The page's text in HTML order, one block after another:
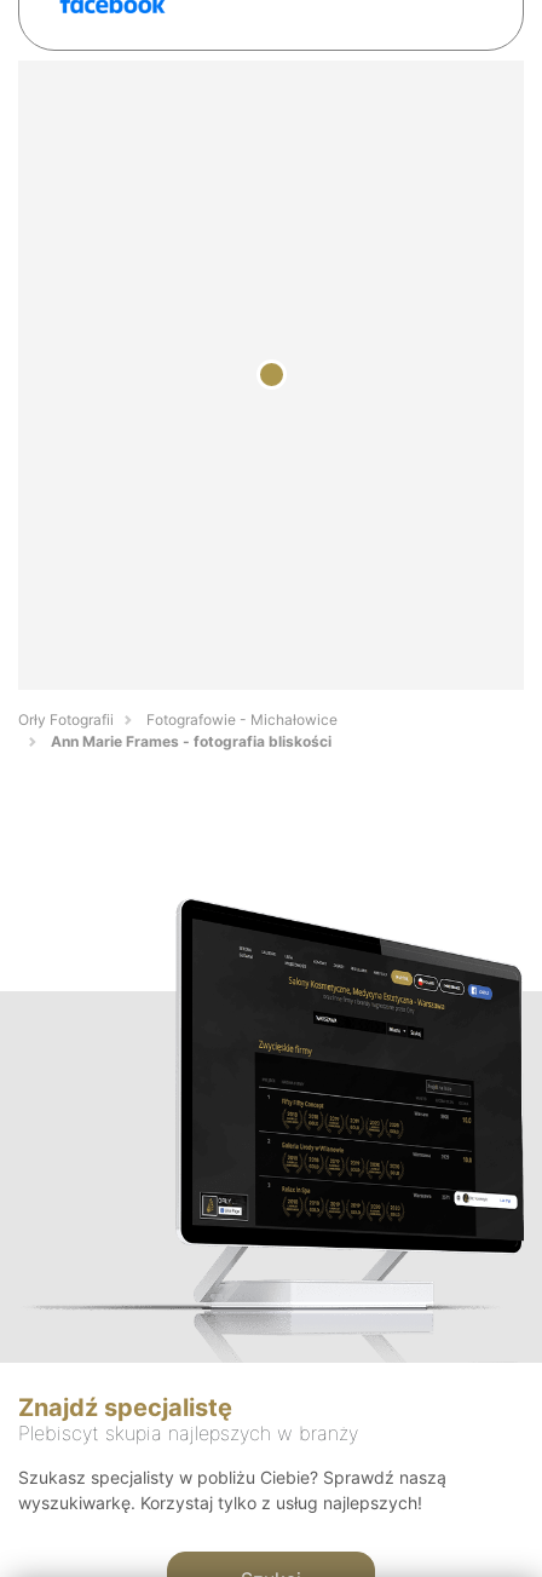
Orły Fotografii
Fotografowie - Michałowice
Ann Marie Frames - fotografia bliskości
Znajdź specjalistę
Plebiscyt skupia najlepszych w branży
Szukasz specjalisty w pobliżu Ciebie? Sprawdź naszą
wyszukiwarkę. Korzystaj tylko z usług najlepszych!